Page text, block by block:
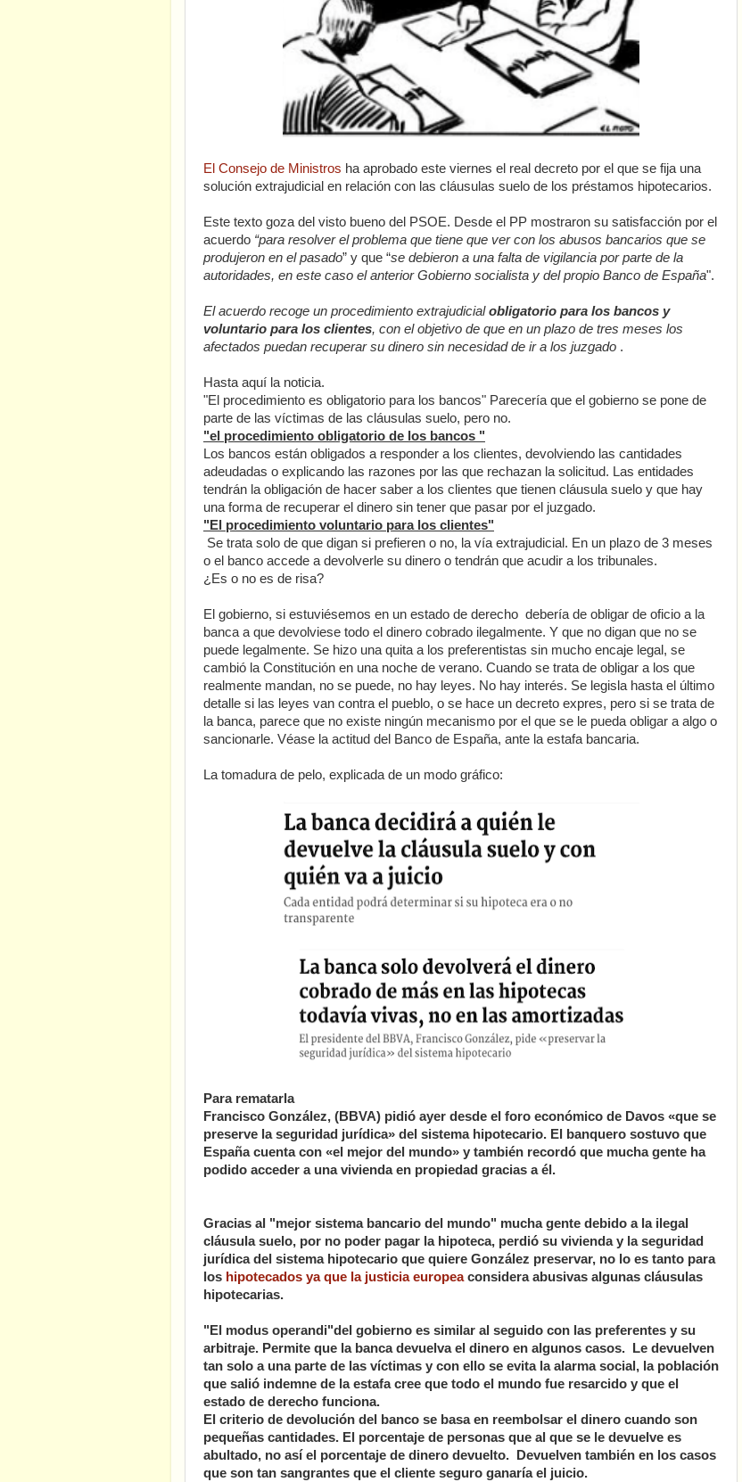
El Consejo de Ministros ha aprobado este viernes el real decreto por el que se fija una
solución extrajudicial en relación con las cláusulas suelo de los préstamos hipotecarios.
Este texto goza del visto bueno del PSOE. Desde el PP mostraron su satisfacción por el
acuerdo “para resolver el problema que tiene que ver con los abusos bancarios que se
produjeron en el pasado” y que “se debieron a una falta de vigilancia por parte de la
autoridades, en este caso el anterior Gobierno socialista y del propio Banco de España".
El acuerdo recoge un procedimiento extrajudicialobligatorio para los bancos y
voluntario para los clientes, con el objetivo de que en un plazo de tres meses los
afectados puedan recuperar su dinero sin necesidad de ir a los juzgado .
Hasta aquí la noticia.
"El procedimiento es obligatorio para los bancos" Parecería que el gobierno se pone de
parte de las víctimas de las cláusulas suelo, pero no.
"el procedimiento obligatorio de los bancos "
Los bancos están obligados a responder a los clientes, devolviendo las cantidades
adeudadas o explicando las razones por las que rechazan la solicitud. Las entidades
tendrán la obligación de hacer saber a los clientes que tienen cláusula suelo y que hay
una forma de recuperar el dinero sin tener que pasar por el juzgado.
"El procedimiento voluntario para los clientes"
Se trata solo de que digan si prefieren o no, la vía extrajudicial. En un plazo de 3 meses
o el banco accede a devolverle su dinero o tendrán que acudir a los tribunales.
¿Es o no es de risa?
El gobierno, si estuviésemos en un estado de derecho debería de obligar de oficio a la
banca a que devolviese todo el dinero cobrado ilegalmente. Y que no digan que no se
puede legalmente. Se hizo una quita a los preferentistas sin mucho encaje legal, se
cambió la Constitución en una noche de verano. Cuando se trata de obligar a los que
realmente mandan, no se puede, no hay leyes. No hay interés. Se legisla hasta el último
detalle si las leyes van contra el pueblo, o se hace un decreto expres, pero si se trata de
la banca, parece que no existe ningún mecanismo por el que se le pueda obligar a algo o
sancionarle. Véase la actitud del Banco de España, ante la estafa bancaria.
La tomadura de pelo, explicada de un modo gráfico:
Para rematarla
Francisco González, (BBVA) pidió ayer desde el foro económico de Davos «que se
preserve la seguridad jurídica» del sistema hipotecario. El banquero sostuvo que
España cuenta con «el mejor del mundo» y también recordó que mucha gente ha
podido acceder a una vivienda en propiedad gracias a él.
Gracias al "mejor sistema bancario del mundo" mucha gente debido a la ilegal
cláusula suelo, por no poder pagar la hipoteca, perdió su vivienda y la seguridad
jurídica del sistema hipotecario que quiere González preservar, no lo es tanto para
los hipotecados ya que la justicia europeaconsidera abusivas algunas cláusulas
hipotecarias.
"El modus operandi"del gobierno es similar al seguido con las preferentes y su
arbitraje. Permite que la banca devuelva el dinero en algunos casos. Le devuelven
tan solo a una parte de las víctimas y con ello se evita la alarma social, la población
que salió indemne de la estafa cree que todo el mundo fue resarcido y que el
estado de derecho funciona.
El criterio de devolución del banco se basa en reembolsar el dinero cuando son
pequeñas cantidades. El porcentaje de personas que al que se le devuelve es
abultado, no así el porcentaje de dinero devuelto. Devuelven también en los casos
que son tan sangrantes que el cliente seguro ganaría el juicio.